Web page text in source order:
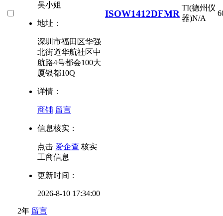
吴小姐
地址：
深圳市福田区华强
北街道华航社区中
航路4号都会100大
厦银都10Q
详情：
商铺 留言
信息核实：
点击 爱企查 核实
工商信息
更新时间：
2026-8-10 17:34:00
2年 留言
ISOW1412DFMR
TI(德州仪
器)N/A